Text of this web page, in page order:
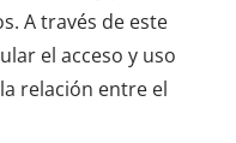
A través de este
el acceso y uso
relación entre el